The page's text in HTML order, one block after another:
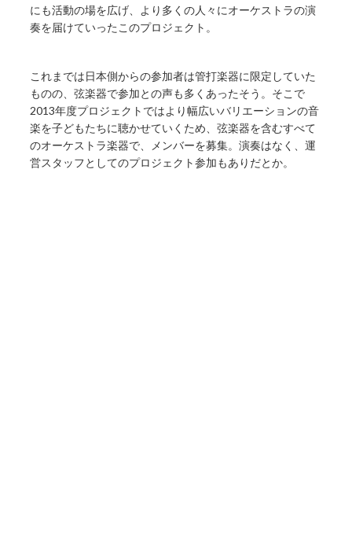
にも活動の場を広げ、より多くの人々にオーケストラの演
奏を届けていったこのプロジェクト。
これまでは日本側からの参加者は管打楽器に限定していた
ものの、弦楽器で参加との声も多くあったそう。そこで
2013年度プロジェクトではより幅広いバリエーションの音
楽を子どもたちに聴かせていくため、弦楽器を含むすべて
のオーケストラ楽器で、メンバーを募集。演奏はなく、運
営スタッフとしてのプロジェクト参加もありだとか。